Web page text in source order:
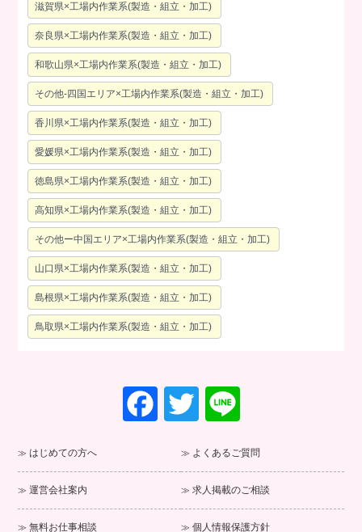
滋賀県×工場内作業系(製造・組立・加工)
奈良県×工場内作業系(製造・組立・加工)
和歌山県×工場内作業系(製造・組立・加工)
その他-四国エリア×工場内作業系(製造・組立・加工)
香川県×工場内作業系(製造・組立・加工)
愛媛県×工場内作業系(製造・組立・加工)
徳島県×工場内作業系(製造・組立・加工)
高知県×工場内作業系(製造・組立・加工)
その他ー中国エリア×工場内作業系(製造・組立・加工)
山口県×工場内作業系(製造・組立・加工)
島根県×工場内作業系(製造・組立・加工)
鳥取県×工場内作業系(製造・組立・加工)
F
a
e
b
T
wi
tt
er
e
はじめての方へ よくあるご質問
運営会社案内 求人掲載のご相談
無料お仕事相談 個人情報保護方針